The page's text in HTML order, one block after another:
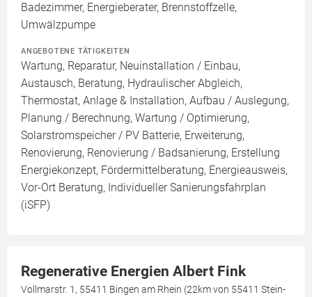
Badezimmer, Energieberater, Brennstoffzelle,
Umwälzpumpe
ANGEBOTENE TÄTIGKEITEN
Wartung, Reparatur, Neuinstallation / Einbau,
Austausch, Beratung, Hydraulischer Abgleich,
Thermostat, Anlage & Installation, Aufbau / Auslegung,
Planung / Berechnung, Wartung / Optimierung,
Solarstromspeicher / PV Batterie, Erweiterung,
Renovierung, Renovierung / Badsanierung, Erstellung
Energiekonzept, Fördermittelberatung, Energieausweis,
Vor-Ort Beratung, Individueller Sanierungsfahrplan
(iSFP)
Regenerative Energien Albert Fink
Vollmarstr. 1, 55411 Bingen am Rhein (22km von 55411 Stein-